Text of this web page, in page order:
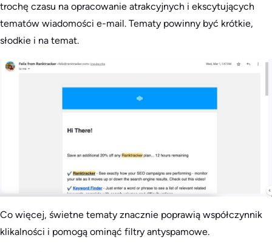
trochę czasu na opracowanie atrakcyjnych i ekscytujących
tematów wiadomości e-mail. Tematy powinny być krótkie,
słodkie i na temat.
Co więcej, świetne tematy znacznie poprawią współczynnik
klikalności i pomogą ominąć filtry antyspamowe.